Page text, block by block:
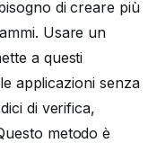
di creare più
Usare un
a questi
applicazioni senza
di verifica,
metodo è